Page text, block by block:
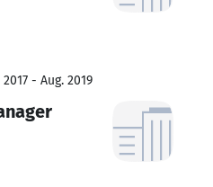
- Aug. 2019